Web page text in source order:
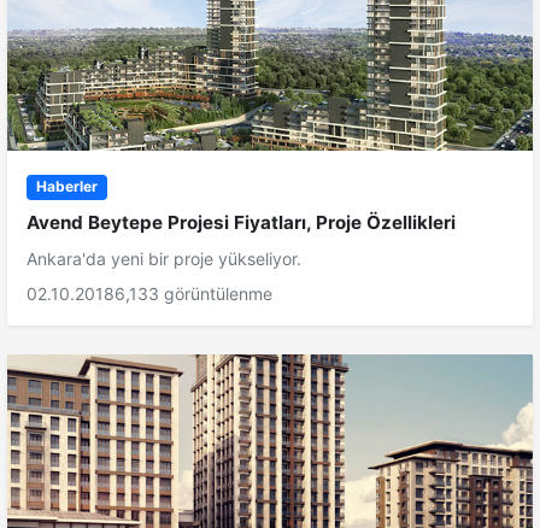
Haberler
Avend Beytepe Projesi Fiyatları, Proje Özellikleri
Ankara'da yeni bir proje yükseliyor.
02.10.20186,133 görüntülenme